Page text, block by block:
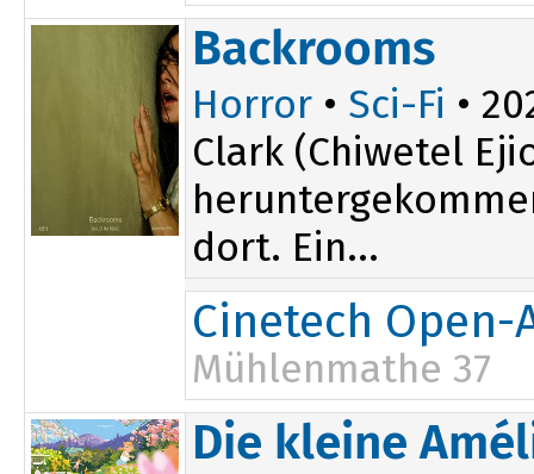
Backrooms
Horror • Sci-Fi •
Clark (Chiwetel
dort. Ein...
Cinetech Open-
Mühlenmathe 37
Die kleine